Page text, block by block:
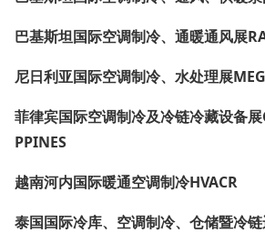
巴基斯坦国际空调制冷、通暖通风展
尼日利亚国际空调制冷、水处理展
菲律宾国际空调制冷及冷链冷藏设备
PPINES
越南河内国际暖通空调制冷HVACR
泰国国际冷库、空调制冷、仓储暨冷